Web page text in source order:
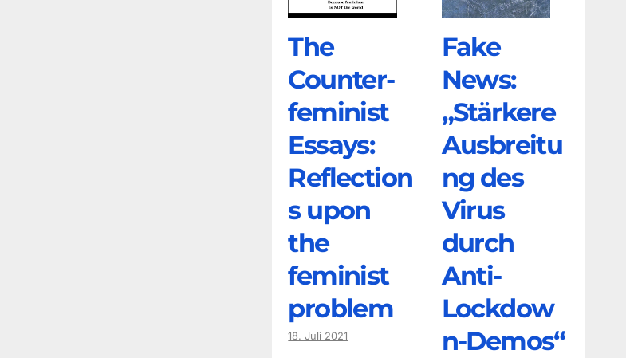
The
Counter­
feminist
Essays:
Reflection
s upon
the
feminist
problem
18. Juli 2021
Fake
News:
„Stärkere
Ausbreitu
ng des
Virus
durch
Anti-
Lockdow
n-Demos“